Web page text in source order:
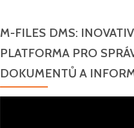
M-FILES DMS:
PLATFORMA PRO
DOKUMENTŮ A